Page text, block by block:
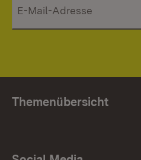
Themenübersicht